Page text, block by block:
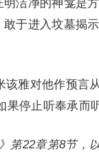
洁净的神龛是
于进入坟墓揭
该雅对他作预言
停止听奉承而
第22章第8节，